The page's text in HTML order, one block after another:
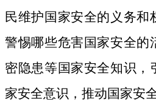
民维护国家安全的义务和
警惕哪些危害国家安全的
密隐患等国家安全知识，
家安全意识，推动国家安